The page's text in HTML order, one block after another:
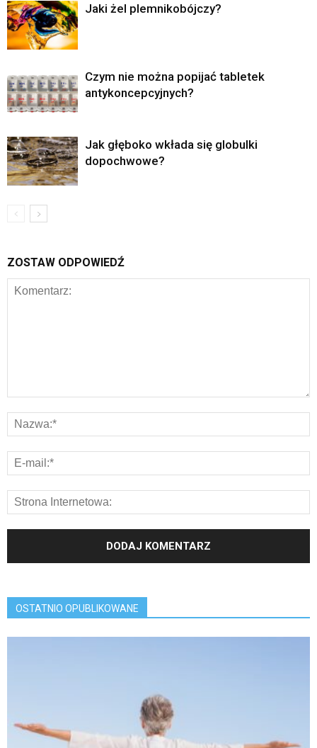
Jaki żel plemnikobójczy?
Czym nie można popijać tabletek
antykoncepcyjnych?
Jak głęboko wkłada się globulki
dopochwowe?
ZOSTAW ODPOWIEDŹ
OSTATNIO OPUBLIKOWANE